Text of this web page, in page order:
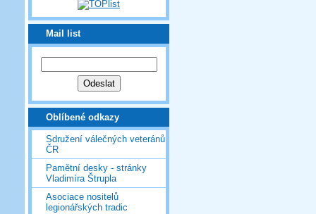
Mail list
Oblíbené odkazy
Sdružení válečných veteránů
ČR
Pamětní desky - stránky
Vladimíra Štrupla
Asociace nositelů
legionářských tradic